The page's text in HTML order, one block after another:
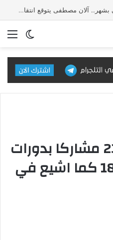
قبل انتقاله إلى طرابزون التركي بشهر.. آلان مصطفى يتوقع انتقال محمد صلاح إلى تركيا
الوضع
وزارة التربية : 2350 مشاركا بدورات
لبنان وليس 18000 كما اشيع في